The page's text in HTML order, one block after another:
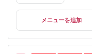
メニューを追加